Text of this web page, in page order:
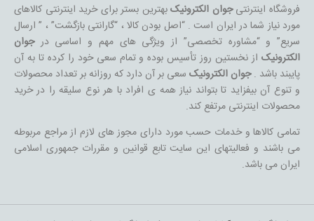
فروشگاه اینترنتیجوان الکترونیکبهترین بستر برای خرید اینترنتی کالاهای
مورد نیاز شما در ایران است . “اصل بودن کالا ، “گارانتی بازگشت” ، ” ارسال
سریع” و “مشاوره تخصصی” از ویژگی های مهم و اساسی درجوان
الکترونیکاز نخستین روز تأسیس بوده و تمام سعی خود را کرده تا به آن
پایبند باشد .جوان الکترونیکسعی بر آن دارد که روزانه بر تعداد محصولات
و تنوع آن بیفزاید تا بتواند نیاز همه ی افراد با هر نوع سلیقه را در خرید
محصولات اینترنتی مرتفع کند.
تمامی کالاها و خدمات حسب مورد دارای مجوز های لازم از مراجع مربوطه
می باشند و فعالیتهای این سایت تابع قوانین و مقررات جمهوری اسلامی
ایران می باشد.